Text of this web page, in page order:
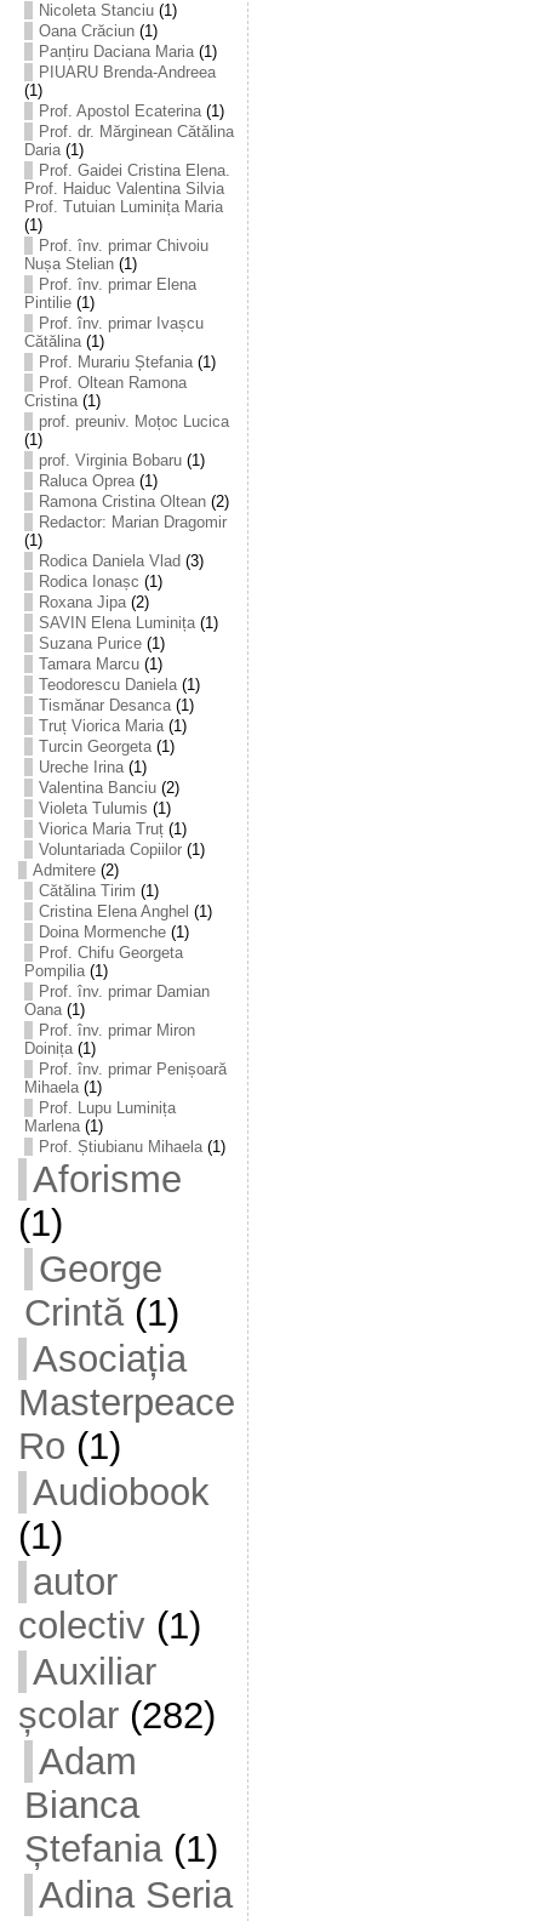
Nicoleta Stanciu(1)
Oana Crăciun(1)
Panțiru Daciana Maria(1)
PIUARU Brenda-Andreea
(1)
Prof. Apostol Ecaterina(1)
Prof. dr. Mărginean Cătălina
Daria(1)
Prof. Gaidei Cristina Elena.
Prof. Haiduc Valentina Silvia
Prof. Tutuian Luminița Maria
(1)
Prof. înv. primar Chivoiu
Nușa Stelian(1)
Prof. înv. primar Elena
Pintilie(1)
Prof. înv. primar Ivașcu
Cătălina(1)
Prof. Murariu Ștefania(1)
Prof. Oltean Ramona
Cristina(1)
prof. preuniv. Moțoc Lucica
(1)
prof. Virginia Bobaru(1)
Raluca Oprea(1)
Ramona Cristina Oltean(2)
Redactor: Marian Dragomir
(1)
Rodica Daniela Vlad (3)
Rodica Ionașc (1)
Roxana Jipa(2)
SAVIN Elena Luminița(1)
Suzana Purice(1)
Tamara Marcu(1)
Teodorescu Daniela(1)
Tismănar Desanca(1)
Truț Viorica Maria(1)
Turcin Georgeta(1)
Ureche Irina(1)
Valentina Banciu(2)
Violeta Tulumis (1)
Viorica Maria Truț(1)
Voluntariada Copiilor(1)
Admitere(2)
Cătălina Tirim (1)
Cristina Elena Anghel (1)
Doina Mormenche(1)
Prof. Chifu Georgeta
Pompilia(1)
Prof. înv. primar Damian
Oana(1)
Prof. înv. primar Miron
Doinița(1)
Prof. înv. primar Penișoară
Mihaela(1)
Prof. Lupu Luminița
Marlena(1)
Prof. Știubianu Mihaela(1)
Aforisme
(1)
George
Crintă(1)
Asociația
Masterpeace
Ro (1)
Audiobook
(1)
autor
colectiv(1)
Auxiliar
școlar(282)
Adam
Bianca
Ștefania(1)
Adina Seria